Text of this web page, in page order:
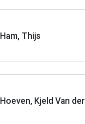
Ham, Thijs
Hoeven, Kjeld Van der